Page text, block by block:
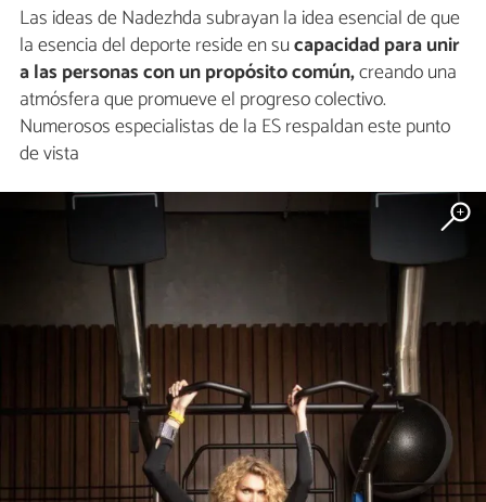
Las ideas de Nadezhda subrayan la idea esencial de que
la esencia del deporte reside en sucapacidad para unir
a las personas con un propósito común,creando una
atmósfera que promueve el progreso colectivo.
Numerosos especialistas de la ES respaldan este punto
de vista